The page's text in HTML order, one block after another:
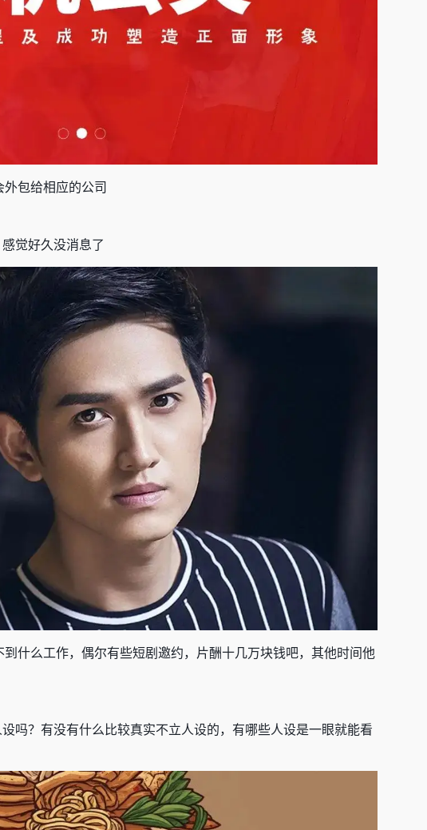
包给相应的公司
觉好久没消息了
什么工作，偶尔有些短剧邀约，片酬十几万块钱吧，其他时间他
吗？有没有什么比较真实不立人设的，有哪些人设是一眼就能看